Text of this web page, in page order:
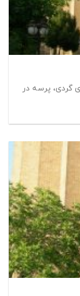
گردی، پرسه در